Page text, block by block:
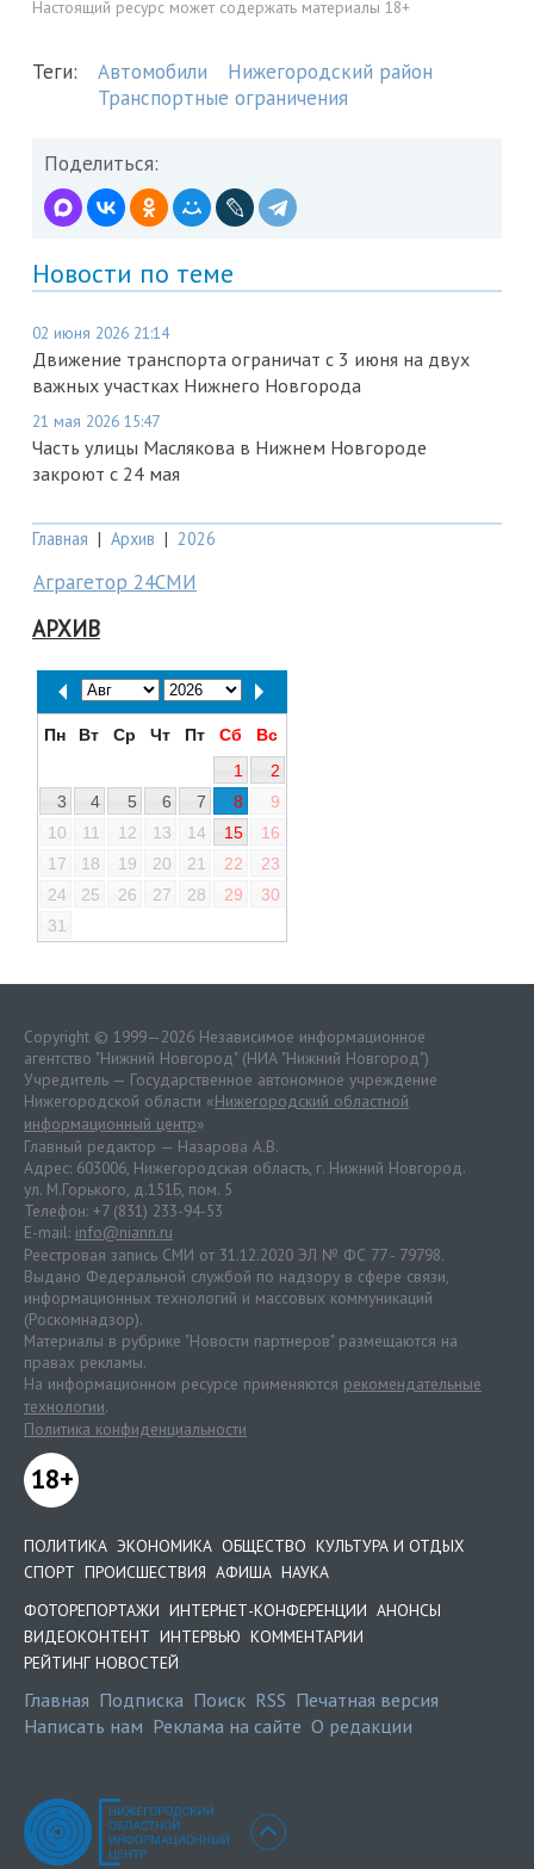
Настоящий ресурс может содержать материалы 18+
Теги: Автомобили
Нижегородский район
Транспортные ограничения
Поделиться:
Новости по теме
02 июня 2026 21:14
Движение транспорта ограничат с 3 июня на двух
важных участках Нижнего Новгорода
21 мая 2026 15:47
Часть улицы Маслякова в Нижнем Новгороде
закроют с 24 мая
Главная | Архив | 2026
Аграгетор 24СМИ
АРХИВ
Пн Вт Ср Чт Пт Сб
Вс
1
2
3
4 5 6 7 8
9
10
11 12 13 14 15
16
17
18 19 20 21 22
23
24
25 26 27 28 29
30
31
Copyright © 1999—2026 Независимое информационное
агентство "Нижний Новгород" (НИА "Нижний Новгород")
Учредитель — Государственное автономное учреждение
Нижегородской области «Нижегородский областной
информационный центр»
Главный редактор — Назарова А.В.
Адрес: 603006, Нижегородская область, г. Нижний Новгород.
ул. М.Горького, д.151Б, пом. 5
Телефон: +7 (831) 233-94-53
E-mail: info@niann.ru
Реестровая запись СМИ от 31.12.2020 ЭЛ № ФС 77 - 79798.
Выдано Федеральной службой по надзору в сфере связи,
информационных технологий и массовых коммуникаций
(Роскомнадзор).
Материалы в рубрике "Новости партнеров" размещаются на
правах рекламы.
На информационном ресурсе применяются рекомендательные
технологии.
Политика конфиденциальности
18+
ПОЛИТИКА ЭКОНОМИКА ОБЩЕСТВО КУЛЬТУРА И ОТДЫХ
СПОРТ ПРОИСШЕСТВИЯ АФИША НАУКА
ФОТОРЕПОРТАЖИ ИНТЕРНЕТ-КОНФЕРЕНЦИИ АНОНСЫ
ВИДЕОКОНТЕНТ ИНТЕРВЬЮ КОММЕНТАРИИ
РЕЙТИНГ НОВОСТЕЙ
Главная Подписка Поиск RSS Печатная версия
Написать нам Реклама на сайте О редакции